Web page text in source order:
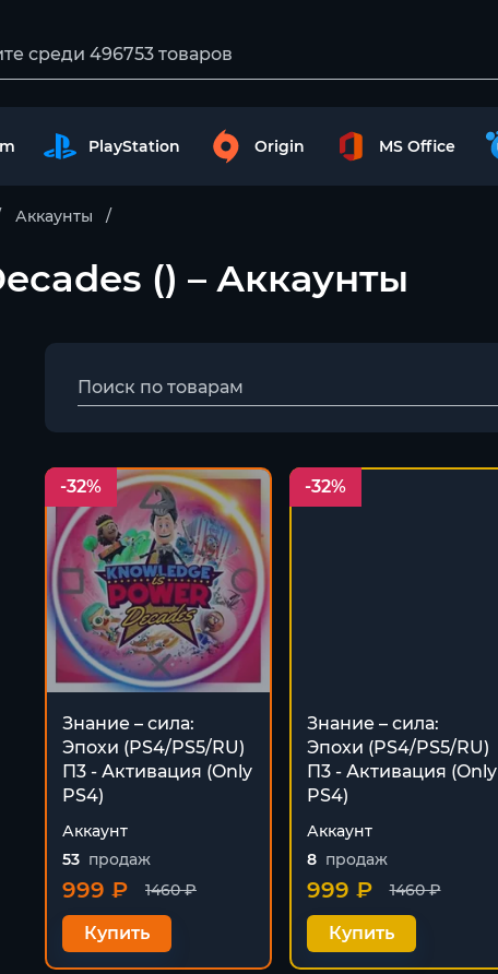
PlayStation Origin MS Office
Аккаунты
() – Аккаунты
-32%
Знание – сила:
Эпохи (PS4/PS5/RU)
П3 - Активация (Only
PS4)
Аккаунт
53 продаж
1460 ₽
999 ₽
Купить
-32%
Знание – сила:
Эпохи (PS4/PS5/RU)
П3 - Активация (Only
PS4)
Аккаунт
8 продаж
1460 ₽
999 ₽
Купить